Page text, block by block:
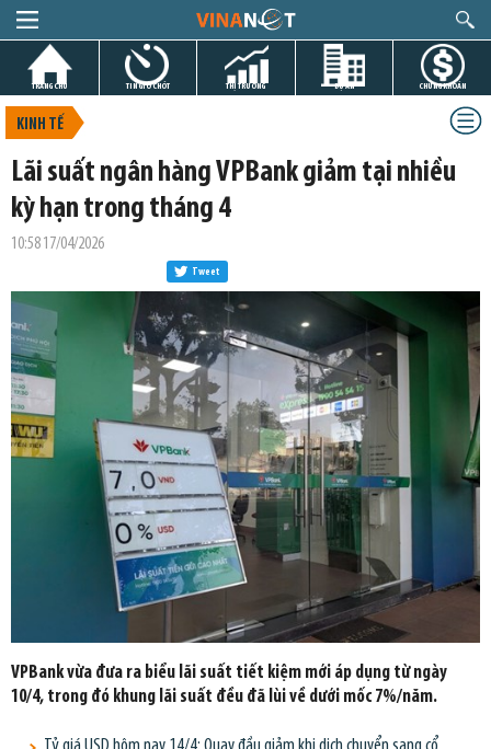
TRANG CHỦ TIN GIỜ CHÓT THỊ TRƯỜNG DỰ ÁN CHỨNG KHOÁN
KINH TẾ
Lãi suất ngân hàng VPBank giảm tại nhiều
kỳ hạn trong tháng 4
10:58 17/04/2026
Tweet
VPBank vừa đưa ra biểu lãi suất tiết kiệm mới áp dụng từ ngày
10/4, trong đó khung lãi suất đều đã lùi về dưới mốc 7%/năm.